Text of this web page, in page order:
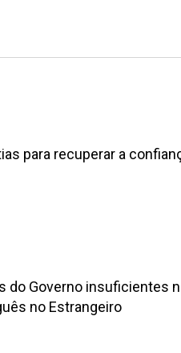
para recuperar a
do Governo insuficientes
no Estrangeiro